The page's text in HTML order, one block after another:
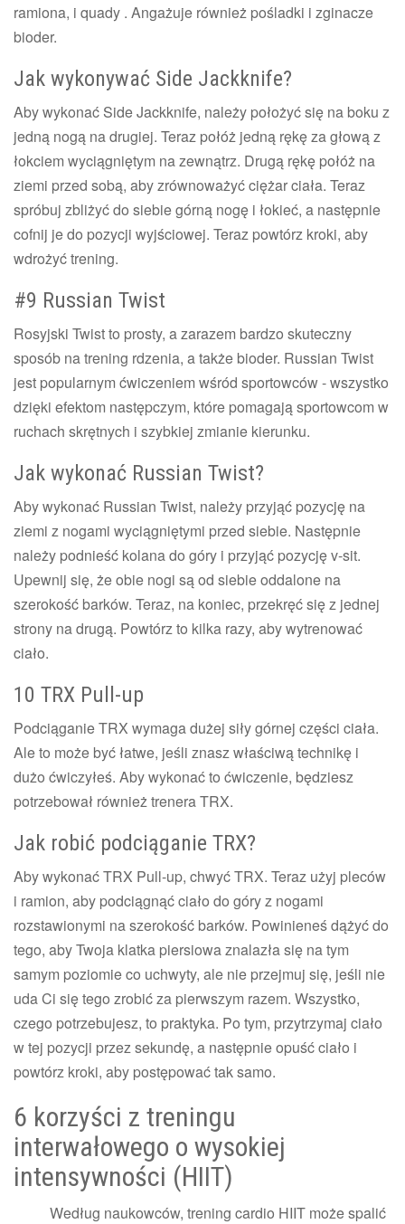
ramiona, i quady . Angażuje również pośladki i zginacze
bioder.
Jak wykonywać Side Jackknife?
Aby wykonać Side Jackknife, należy położyć się na boku z
jedną nogą na drugiej. Teraz połóż jedną rękę za głową z
łokciem wyciągniętym na zewnątrz. Drugą rękę połóż na
ziemi przed sobą, aby zrównoważyć ciężar ciała. Teraz
spróbuj zbliżyć do siebie górną nogę i łokieć, a następnie
cofnij je do pozycji wyjściowej. Teraz powtórz kroki, aby
wdrożyć trening.
#9 Russian Twist
Rosyjski Twist to prosty, a zarazem bardzo skuteczny
sposób na trening rdzenia, a także bioder. Russian Twist
jest popularnym ćwiczeniem wśród sportowców - wszystko
dzięki efektom następczym, które pomagają sportowcom w
ruchach skrętnych i szybkiej zmianie kierunku.
Jak wykonać Russian Twist?
Aby wykonać Russian Twist, należy przyjąć pozycję na
ziemi z nogami wyciągniętymi przed siebie. Następnie
należy podnieść kolana do góry i przyjąć pozycję v-sit.
Upewnij się, że obie nogi są od siebie oddalone na
szerokość barków. Teraz, na koniec, przekręć się z jednej
strony na drugą. Powtórz to kilka razy, aby wytrenować
ciało.
10 TRX Pull-up
Podciąganie TRX wymaga dużej siły górnej części ciała.
Ale to może być łatwe, jeśli znasz właściwą technikę i
dużo ćwiczyłeś. Aby wykonać to ćwiczenie, będziesz
potrzebował również trenera TRX.
Jak robić podciąganie TRX?
Aby wykonać TRX Pull-up, chwyć TRX. Teraz użyj pleców
i ramion, aby podciągnąć ciało do góry z nogami
rozstawionymi na szerokość barków. Powinieneś dążyć do
tego, aby Twoja klatka piersiowa znalazła się na tym
samym poziomie co uchwyty, ale nie przejmuj się, jeśli nie
uda Ci się tego zrobić za pierwszym razem. Wszystko,
czego potrzebujesz, to praktyka. Po tym, przytrzymaj ciało
w tej pozycji przez sekundę, a następnie opuść ciało i
powtórz kroki, aby postępować tak samo.
6 korzyści z treningu
interwałowego o wysokiej
intensywności (HIIT)
Według naukowców, trening cardio HIIT może spalić